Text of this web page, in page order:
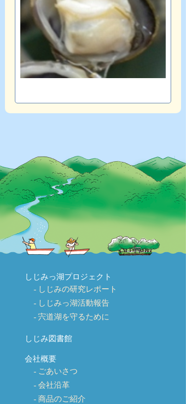
しじみっ湖プロジェクト
しじみの研究レポート
しじみっ湖活動報告
宍道湖を守るために
しじみ図書館
会社概要
ごあいさつ
会社沿革
商品のご紹介